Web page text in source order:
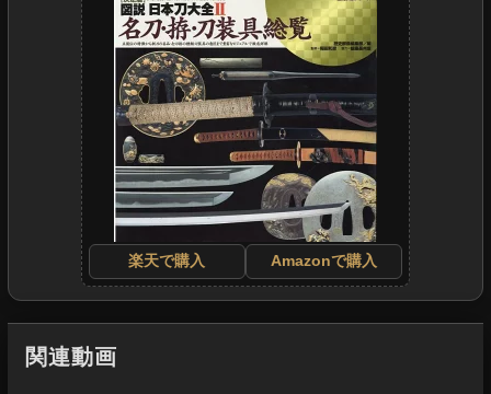
楽天で購入 Amazonで購入
関連動画